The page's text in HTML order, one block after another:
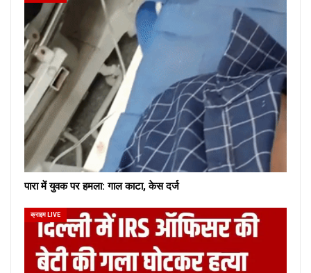
पारा में युवक पर हमला: गाल काटा, केस दर्ज
क्राइम LIVE